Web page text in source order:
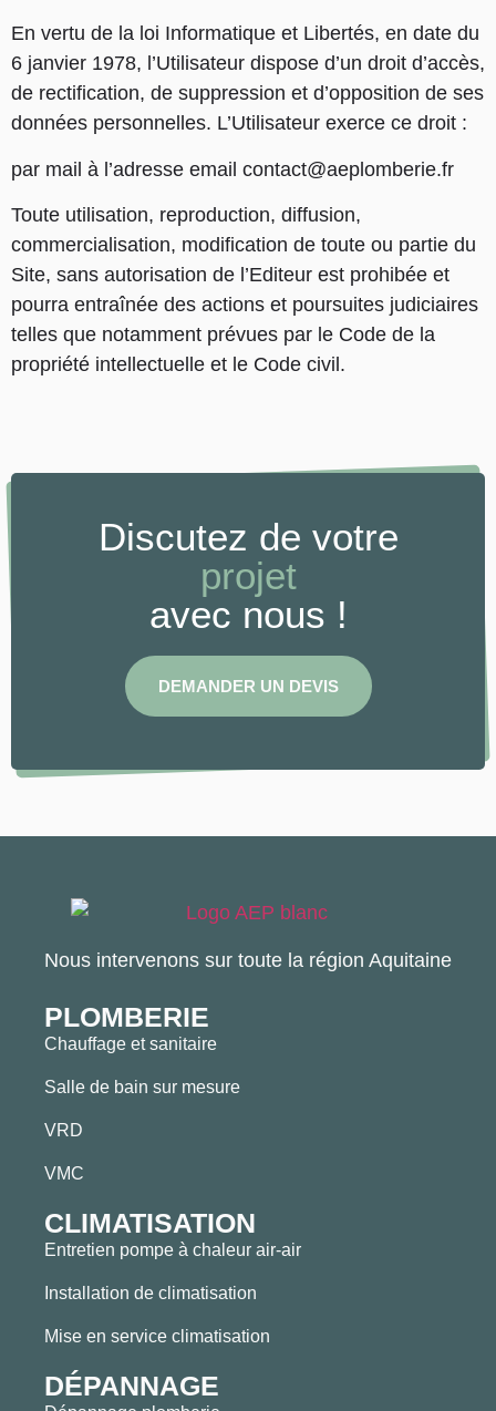
En vertu de la loi Informatique et Libertés, en date du
6 janvier 1978, l’Utilisateur dispose d’un droit d’accès,
de rectification, de suppression et d’opposition de ses
données personnelles. L’Utilisateur exerce ce droit :
par mail à l’adresse email contact@aeplomberie.fr
Toute utilisation, reproduction, diffusion,
commercialisation, modification de toute ou partie du
Site, sans autorisation de l’Editeur est prohibée et
pourra entraînée des actions et poursuites judiciaires
telles que notamment prévues par le Code de la
propriété intellectuelle et le Code civil.
Discutez de votre
projet
avec nous !
DEMANDER UN DEVIS
Nous intervenons sur toute la région Aquitaine
PLOMBERIE
Chauffage et sanitaire
Salle de bain sur mesure
VRD
VMC
CLIMATISATION
Entretien pompe à chaleur air-air
Installation de climatisation
Mise en service climatisation
DÉPANNAGE